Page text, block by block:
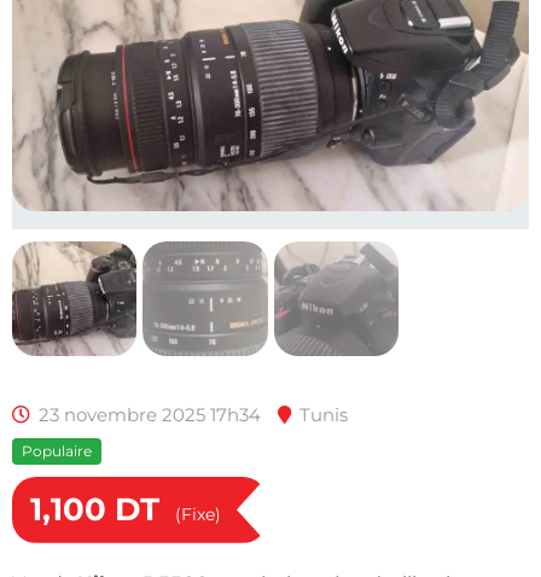
23 novembre 2025 17h34 Tunis
Populaire
1,100 DT (Fixe)